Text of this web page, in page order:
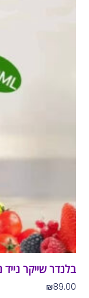
בלנדר שייקר נייד
₪89.00